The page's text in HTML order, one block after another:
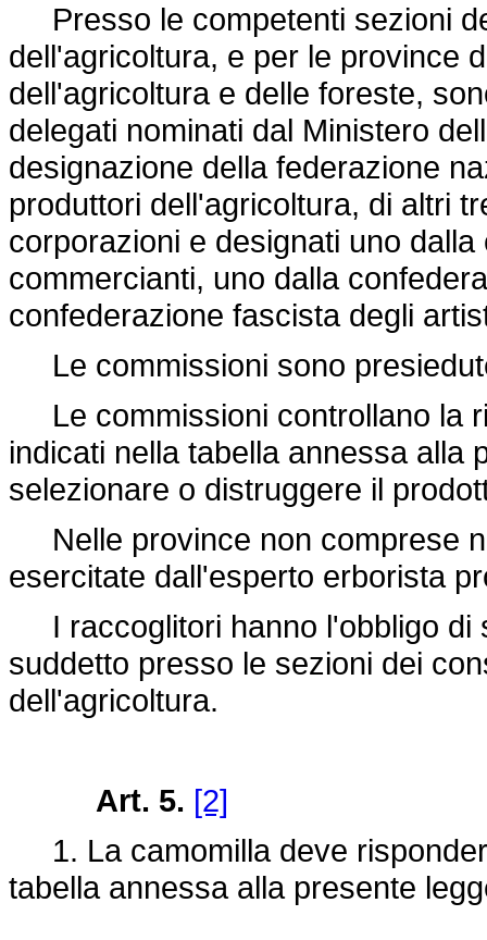
Presso le competenti sezioni
dell'agricoltura, e per le province
dell'agricoltura e delle foreste,
delegati nominati dal Ministero
designazione della federazione
produttori dell'agricoltura, di altri
corporazioni e designati uno
commercianti, uno dalla
confederazione fascista degli
Le commissioni sono
Le commissioni controllano la
indicati nella tabella annessa alla
selezionare o distruggere il
Nelle province non comprese
esercitate dall'esperto erborista
I raccoglitori hanno l'obbligo di
suddetto presso le sezioni dei
dell'agricoltura.
Art. 5. [2]
1. La camomilla deve
tabella annessa alla presente